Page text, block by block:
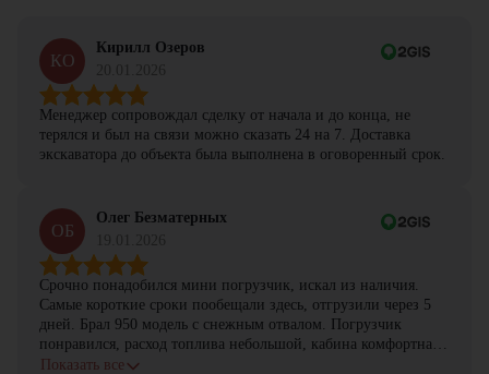
КО
Кирилл Озеров
Менеджер сопровождал сделку от начала и до конца, не
терялся и был на связи можно сказать 24 на 7. Доставка
экскаватора до объекта была выполнена в оговоренный срок.
ОБ
Олег Безматерных
Срочно понадобился мини погрузчик, искал из наличия.
Самые короткие сроки пообещали здесь, отгрузили через 5
дней. Брал 950 модель с снежным отвалом. Погрузчик
понравился, расход топлива небольшой, кабина комфортная,
с задачами справляется.
Показать все